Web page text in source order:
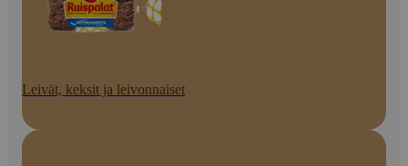
Leivät, keksit ja leivonnaiset